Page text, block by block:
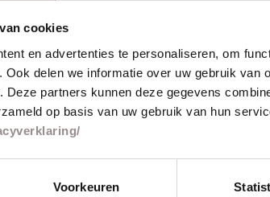
cookies
en advertenties te personaliseren, om
delen we informatie over uw gebruik van
Deze partners kunnen deze gegevens
op basis van uw gebruik van hun
Voorkeuren
samples